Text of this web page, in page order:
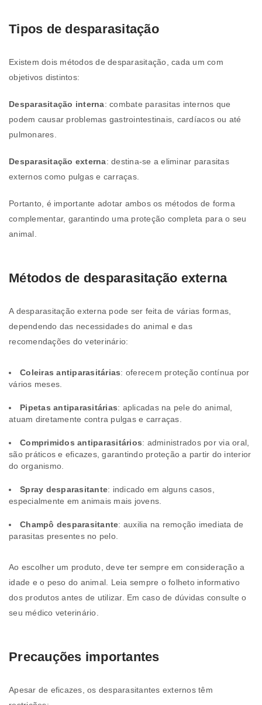
Tipos de desparasitação
Existem dois métodos de desparasitação, cada um com
objetivos distintos:
Desparasitação interna: combate parasitas internos que
podem causar problemas gastrointestinais, cardíacos ou até
pulmonares.
Desparasitação externa: destina-se a eliminar parasitas
externos como pulgas e carraças.
Portanto, é importante adotar ambos os métodos de forma
complementar, garantindo uma proteção completa para o seu
animal.
Métodos de desparasitação externa
A desparasitação externa pode ser feita de várias formas,
dependendo das necessidades do animal e das
recomendações do veterinário:
Coleiras antiparasitárias: oferecem proteção contínua por
vários meses.
Pipetas antiparasitárias: aplicadas na pele do animal,
atuam diretamente contra pulgas e carraças.
Comprimidos antiparasitários: administrados por via oral,
são práticos e eficazes, garantindo proteção a partir do interior
do organismo.
Spray desparasitante: indicado em alguns casos,
especialmente em animais mais jovens.
Champô desparasitante: auxilia na remoção imediata de
parasitas presentes no pelo.
Ao escolher um produto, deve ter sempre em consideração a
idade e o peso do animal. Leia sempre o folheto informativo
dos produtos antes de utilizar. Em caso de dúvidas consulte o
seu médico veterinário.
Precauções importantes
Apesar de eficazes, os desparasitantes externos têm